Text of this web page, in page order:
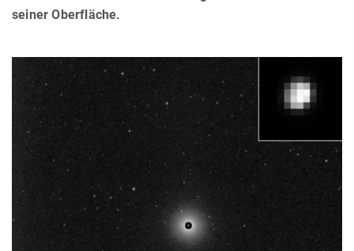
seiner Oberfläche.